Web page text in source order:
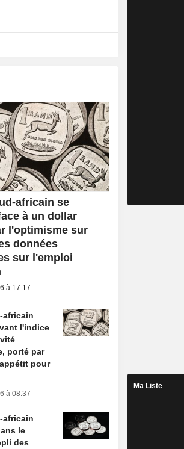
africain se
à un dollar
l'optimisme sur
données
sur l'emploi
à 17:17
africain
l'indice
porté par
pour
à 08:37
africain
le
des
Ma Liste